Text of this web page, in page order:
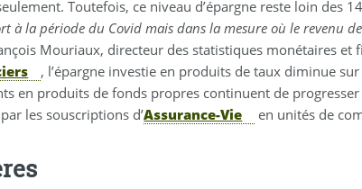
Toutefois, ce niveau d’épargne reste loin des
à la période du Covid mais dans la mesure où le revenu
Mouriaux, directeur des statistiques monétaires et
, l’épargne investie en produits de taux diminue
en produits de fonds propres continuent de
les souscriptions d’Assurance-Vie en unités de